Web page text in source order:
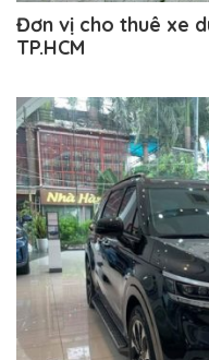
Đơn vị cho thuê xe
TP.HCM